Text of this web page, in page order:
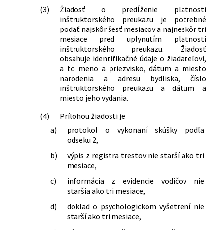
(3)
Žiadosť o predĺženie platnosti
inštruktorského preukazu je potrebné
podať najskôr šesť mesiacov a najneskôr tri
mesiace pred uplynutím platnosti
inštruktorského preukazu. Žiadosť
obsahuje identifikačné údaje o žiadateľovi,
a to meno a priezvisko, dátum a miesto
narodenia a adresu bydliska, číslo
inštruktorského preukazu a dátum a
miesto jeho vydania.
(4)
Prílohou žiadosti je
a)
protokol o vykonaní skúšky podľa
odseku 2,
b)
výpis z registra trestov nie starší ako tri
mesiace,
c)
informácia z evidencie vodičov nie
staršia ako tri mesiace,
d)
doklad o psychologickom vyšetrení nie
starší ako tri mesiace,